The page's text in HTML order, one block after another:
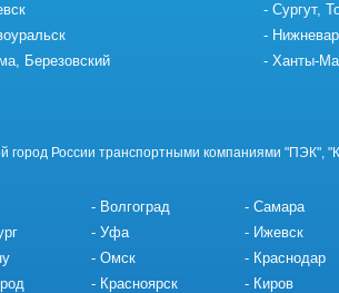
Березовский
Сургут,
Ханты-
город России транспортными компаниями "ПЭК",
Волгоград
Уфа
Омск
Красноярск
Самара
Ижевск
Краснодар
Киров